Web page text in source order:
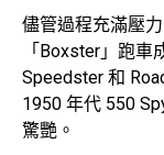
儘管過程充滿壓
「Boxster」跑車
Speedster 和
1950 年代 550
驚艷。